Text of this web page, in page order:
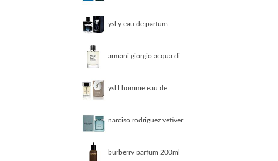
ysl y eau de parfum
armani giorgio acqua di
ysl l homme eau de
narciso rodriguez vetiver
burberry parfum 200ml